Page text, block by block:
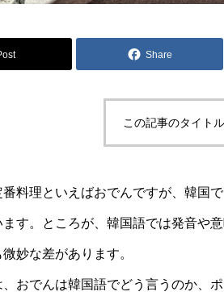
Share
この記事のタイト
番料理といえばおでんですが、韓国
す。ところが、韓国語では発音や
妙な差があります。
、おでんは韓国語でどう言うのか、